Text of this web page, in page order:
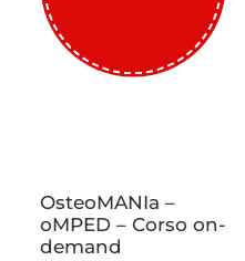
OsteoMANIa –
oMPED – Corso on-
demand